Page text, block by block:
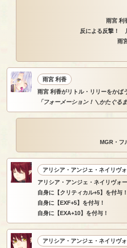
雨宮 利
反による反撃！
雨
雨宮 利香
雨宮 利香がリトル・リリーをかば
「フォーメーション！＼かたぐるま
MGR・フ
アリシア・アンジェ・ネイリヴ
アリシア・アンジェ・ネイリヴォ
自身に【クリティカル+5】を付与！
自身に【EXF+5】を付与！
自身に【EXA+10】を付与！
アリシア・アンジェ・ネイリヴ